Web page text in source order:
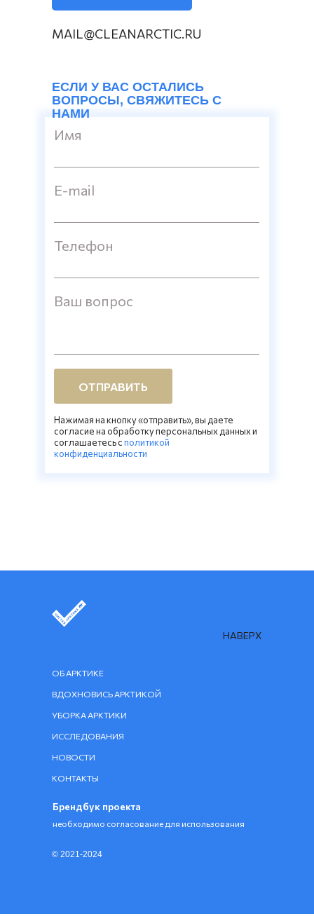
ЕСЛИ У ВАС ОСТАЛИСЬ
ВОПРОСЫ, СВЯЖИТЕСЬ С
НАМИ
Имя
E-mail
Телефон
Ваш вопрос
ОТПРАВИТЬ
Нажимая на кнопку «отправить», вы даете
согласие на обработку персональных данных и
соглашаетесь cполитикой
конфиденциальности
MAIL@CLEANARCTIC.RU
© 2021-2024
НАВЕРХ
ВДОХНОВИСЬ АРКТИКОЙ
ОБ АРКТИКЕ
ИССЛЕДОВАНИЯ
УБОРКА АРКТИКИ
КОНТАКТЫ
НОВОСТИ
Брендбук проекта
необходимо согласование для использования